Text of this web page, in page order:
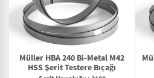
Müller HBA 240 Bi-Metal M42
HSS Şerit Testere Bıçağı